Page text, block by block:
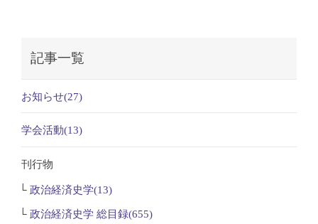
記事一覧
お知らせ(27)
学会活動(13)
刊行物
政治経済史学(13)
政治経済史学 総目録(655)